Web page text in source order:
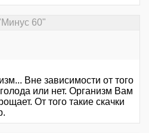
60"
Вне зависимости от того
или нет. Организм Вам
От того такие скачки